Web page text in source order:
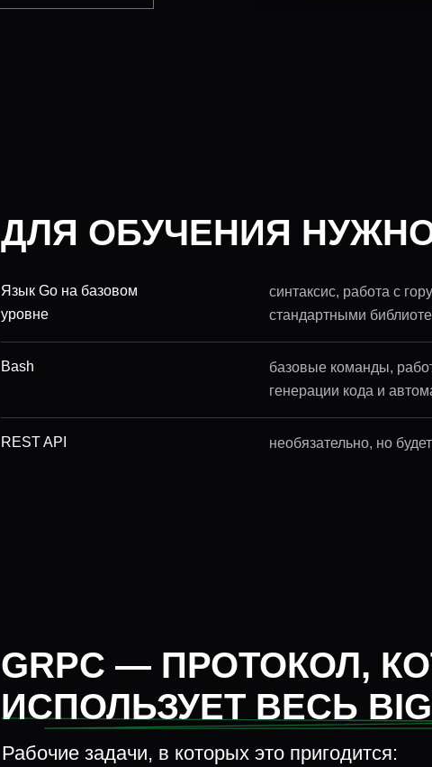
ДЛЯ ОБУЧЕНИЯ
синтаксис, работа с
стандартными
Язык Go на базовом
уровне
базовые команды,
генерации кода и
Bash
необязательно, но
REST API
GRPC — ПРОТОКОЛ,
ИСПОЛЬЗУЕТ ВЕСЬ
Рабочие задачи, в которых это пригодится: